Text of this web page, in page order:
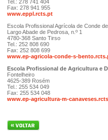
Tel.: 278 741 404
Fax: 278 941 955
www.eppl.rcts.pt
Escola Profissional Agrícola de Conde
Largo Abade de Pedrosa, n.º 1
4780-368 Santo Tirso
Tel.: 252 808 690
Fax: 252 808 699
www.ep-agricola-conde-s-
Escola Profissional de Agricultura e
Fontelheiro
4625-389 Rosém
Tel.: 255 534 049
Fax: 255 534 048
www.ep-agricultura-m-